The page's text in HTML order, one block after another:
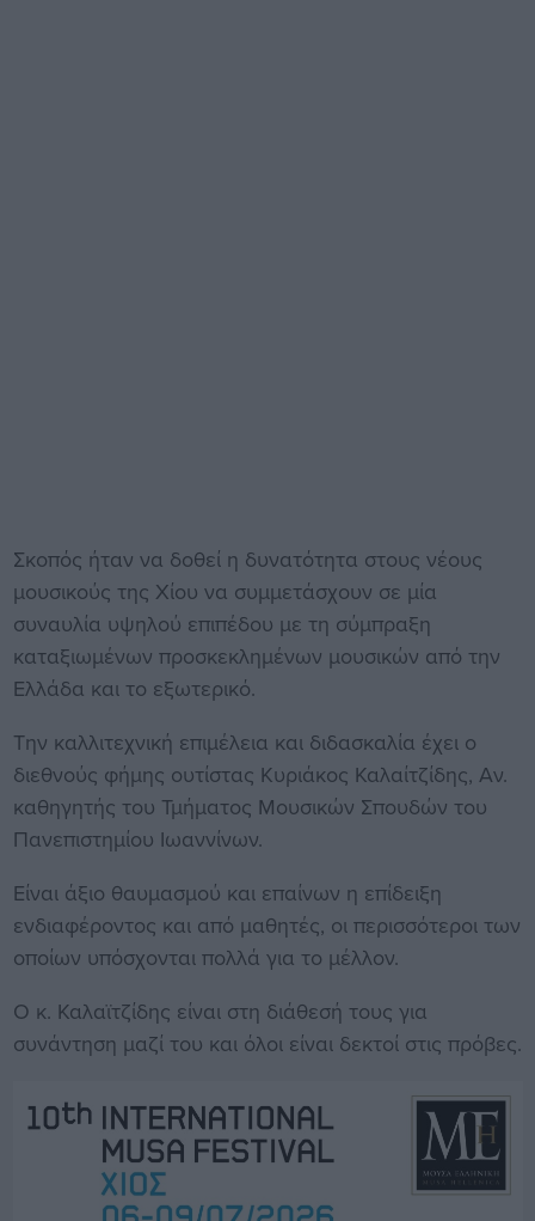
Σκοπός ήταν να δοθεί η δυνατότητα στους νέους
μουσικούς της Χίου να συμμετάσχουν σε μία
συναυλία υψηλού επιπέδου με τη σύμπραξη
καταξιωμένων προσκεκλημένων μουσικών από την
Ελλάδα και το εξωτερικό.
Την καλλιτεχνική επιμέλεια και διδασκαλία έχει ο
διεθνούς φήμης ουτίστας Κυριάκος Καλαίτζίδης, Αν.
καθηγητής του Τμήματος Μουσικών Σπουδών του
Πανεπιστημίου Ιωαννίνων.
Είναι άξιο θαυμασμού και επαίνων η επίδειξη
ενδιαφέροντος και από μαθητές, οι περισσότεροι των
οποίων υπόσχονται πολλά για το μέλλον.
Ο κ. Καλαϊτζίδης είναι στη διάθεσή τους για
συνάντηση μαζί του και όλοι είναι δεκτοί στις πρόβες.